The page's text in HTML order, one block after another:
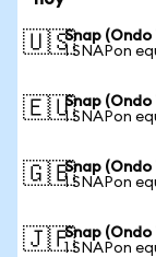
🇺🇸Snap
1 SNAPon
🇪🇺Snap (Ondo
1 SNAPon
🇬🇧Snap
1 SNAPon
🇯🇵Snap (Ondo
1 SNAPon